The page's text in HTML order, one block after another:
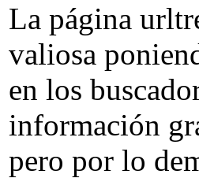
La página
valiosa
en los
información
pero por lo